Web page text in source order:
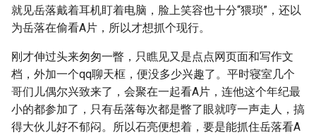
就见岳落戴着耳机盯着电脑，脸上笑容也十分“猥琐”，还以
为岳落在偷看A片，所以才想抓个现行。
刚才伸过头来匆匆一瞥，只瞧见又是点点网页面和写作文
档，外加一个qq聊天框，便没多少兴趣了。平时寝室几个
哥们儿偶尔兴致来了，会聚在一起看A片，连他这个年纪最
小的都参加了，只有岳落每次都是瞥了眼就哼一声走人，搞
得大伙儿好不郁闷。所以石亮便想着，要是能抓住岳落看A